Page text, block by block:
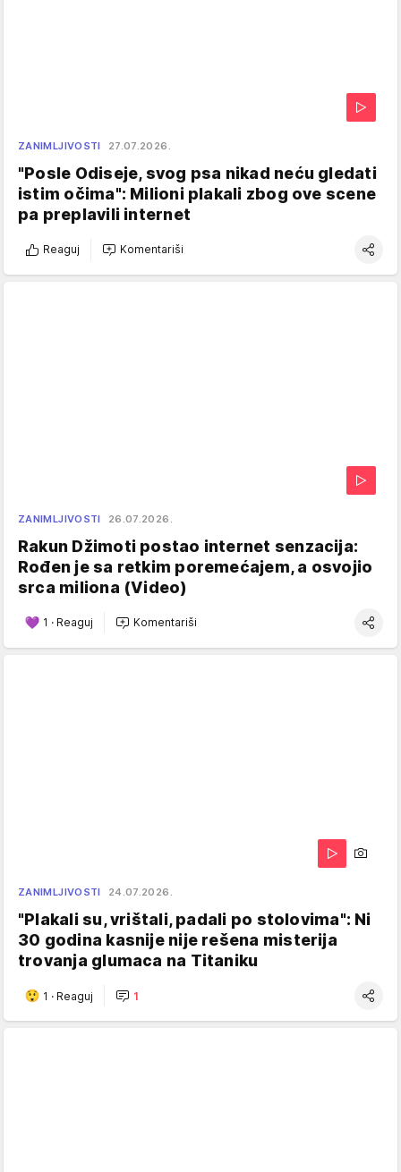
ZANIMLJIVOSTI 27.07.2026.
"Posle Odiseje, svog psa nikad neću gledati
istim očima": Milioni plakali zbog ove scene
pa preplavili internet
Reaguj Komentariši
ZANIMLJIVOSTI 26.07.2026.
Rakun Džimoti postao internet senzacija:
Rođen je sa retkim poremećajem, a osvojio
srca miliona (Video)
1 · Reaguj Komentariši
ZANIMLJIVOSTI 24.07.2026.
"Plakali su, vrištali, padali po stolovima": Ni
30 godina kasnije nije rešena misterija
trovanja glumaca na Titaniku
1 · Reaguj 1